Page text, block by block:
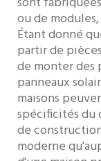
ou de
Étant donné
partir de
de monter des
panneaux
maisons
spécificités du
de
moderne